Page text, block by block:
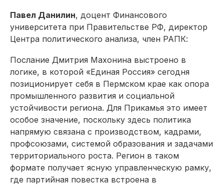
Павел Данилин, доцент Финансового
университета при Правительстве РФ, директор
Центра политического анализа, член РАПК:
Послание Дмитрия Махонина выстроено в
логике, в которой «Единая Россия» сегодня
позиционирует себя в Пермском крае как опора
промышленного развития и социальной
устойчивости региона. Для Прикамья это имеет
особое значение, поскольку здесь политика
напрямую связана с производством, кадрами,
профсоюзами, системой образования и задачами
территориального роста. Регион в таком
формате получает ясную управленческую рамку,
где партийная повестка встроена в